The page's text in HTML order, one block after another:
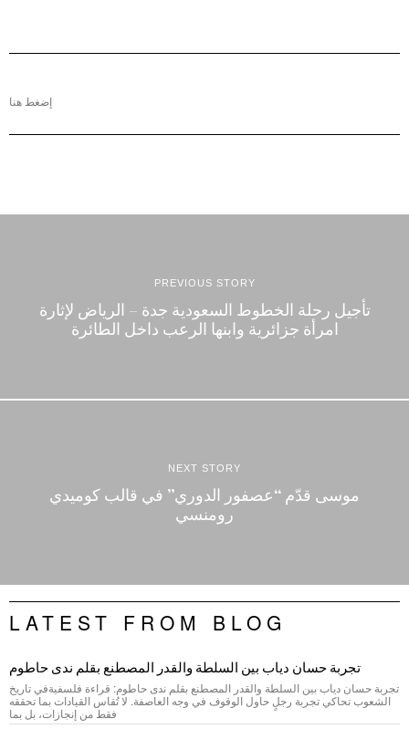
إضغط هنا
PREVIOUS STORY
تأجيل رحلة الخطوط السعودية جدة – الرياض لإثارة
امرأة جزائرية وابنها الرعب داخل الطائرة
NEXT STORY
موسى قدّم “عصفور الدوري” في قالب كوميدي
رومنسي
LATEST FROM BLOG
تجربة حسان دياب بين السلطة والقدر المصطنع بقلم ندى حاطوم
تجربة حسان دياب بين السلطة والقدر المصطنع بقلم ندى حاطوم: قراءة فلسفيةفي تاريخ
الشعوب تحاكي تجربة رجلٍ حاول الوقوف في وجه العاصفة. لا تُقاس القيادات بما تحققه
فقط من إنجازات، بل بما